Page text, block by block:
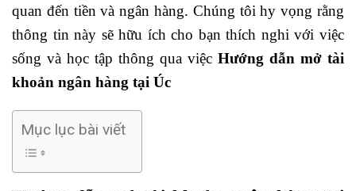
quan đến tiền và ngân hàng. Chúng tôi hy vọng rằng
thông tin này sẽ hữu ích cho bạn thích nghi với việc
sống và học tập thông qua việc Hướng dẫn mở tài
khoản ngân hàng tại Úc
Mục lục bài viết